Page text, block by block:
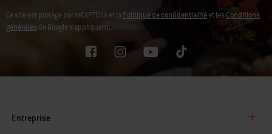
Ce site est protégé par reCAPTCHA et la Politique de confidentialitéet les Conditions
générales de Google s’appliquent.
Entreprise